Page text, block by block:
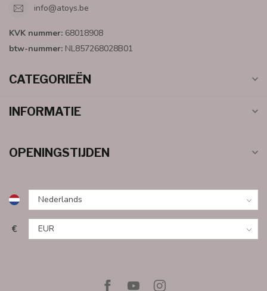
info@atoys.be
KVK nummer: 68018908
btw-nummer: NL857268028B01
CATEGORIEËN
INFORMATIE
OPENINGSTIJDEN
€